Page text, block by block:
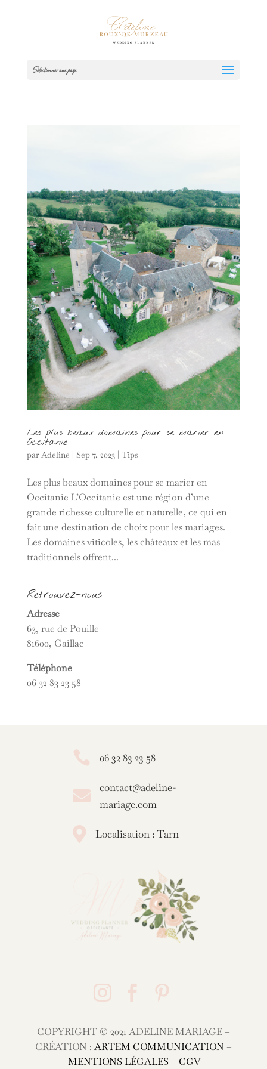
Sélectionner une page
Les plus beaux domaines pour se marier en
Occitanie
par Adeline | Sep 7, 2023| Tips
Les plus beaux domaines pour se marier en
Occitanie L’Occitanie est une région d’une
grande richesse culturelle et naturelle, ce qui en
fait une destination de choix pour les mariages.
Les domaines viticoles, les châteaux et les mas
traditionnels offrent...
Retrouvez-nous
Adresse
63, rue de Pouille
81600, Gaillac
Téléphone
06 32 83 23 58
 06 32 83 23 58

contact@adeline-
mariage.com
 Localisation : Tarn
  
COPYRIGHT © 2021 ADELINE MARIAGE –
CRÉATION : ARTEM COMMUNICATION –
MENTIONS LÉGALES – CGV